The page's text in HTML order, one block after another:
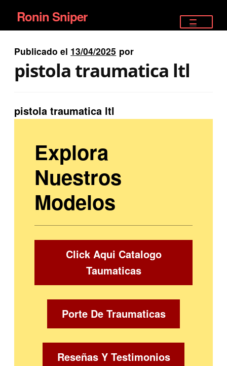
Ir
a
la
navegación
Ir
al
contenido
Ronin Sniper
EQUIPAMIENTO ÉLITE
RIFLES DEPORTIVOS
Publicado el 13/04/2025 por
pistola traumatica ltl
pistola traumatica ltl
Explora
Nuestros
Modelos
Click Aqui Catalogo
Taumaticas
Porte De Traumaticas
Reseñas Y Testimonios